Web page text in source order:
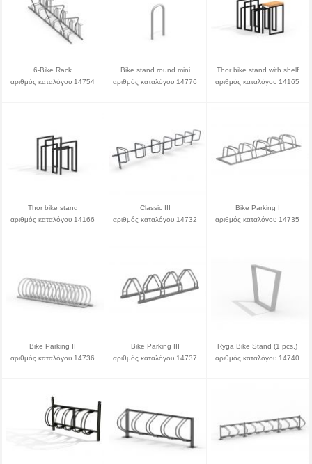
Παραγγείλτε τον κατάλογο
Lars Laj on Facebook
6-Bike Rack
αριθμός καταλόγου 14754
Bike stand round mini
αριθμός καταλόγου 14776
Thor bike stand with shelf
αριθμός καταλόγου 14165
Thor bike stand
αριθμός καταλόγου 14166
Classic III
αριθμός καταλόγου 14732
Bike Parking I
αριθμός καταλόγου 14735
Bike Parking II
αριθμός καταλόγου 14736
Bike Parking III
αριθμός καταλόγου 14737
Ryga Bike Stand (1 pcs.)
αριθμός καταλόγου 14740